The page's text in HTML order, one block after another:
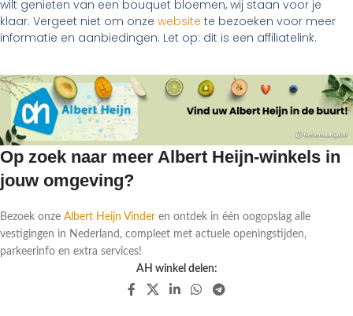
wilt genieten van een bouquet bloemen, wij staan voor je
klaar. Vergeet niet om onze website te bezoeken voor meer
informatie en aanbiedingen. Let op: dit is een affiliatelink.
Op zoek naar meer Albert Heijn-winkels in
jouw omgeving?
Bezoek onze Albert Heijn Vinder en ontdek in één oogopslag alle
vestigingen in Nederland, compleet met actuele openingstijden,
parkeerinfo en extra services!
AH winkel delen: